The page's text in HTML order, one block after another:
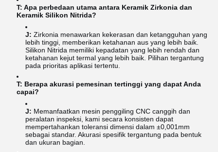
T: Apa perbedaan utama antara Keramik Zirkonia dan
Keramik Silikon Nitrida?
J: Zirkonia menawarkan kekerasan dan ketangguhan yang
lebih tinggi, memberikan ketahanan aus yang lebih baik.
Silikon Nitrida memiliki kepadatan yang lebih rendah dan
ketahanan kejut termal yang lebih baik. Pilihan tergantung
pada prioritas aplikasi tertentu.
T: Berapa akurasi pemesinan tertinggi yang dapat Anda
capai?
J: Memanfaatkan mesin penggiling CNC canggih dan
peralatan inspeksi, kami secara konsisten dapat
mempertahankan toleransi dimensi dalam ±0,001mm
sebagai standar. Akurasi spesifik tergantung pada bentuk
dan ukuran bagian.